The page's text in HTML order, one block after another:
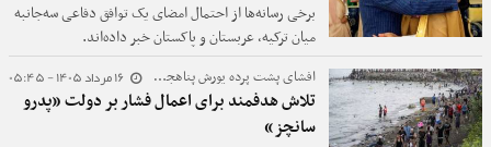
برخی رسانه‌ها از احتمال امضای یک توافق دفاعی سه‌جانبه
میان ترکیه، عربستان و پاکستان خبر داده‌اند.
16 مرداد 1405 - 05:45 افشای پشت پرده یورش پناهجویان به اسپانیا ؛
تلاش هدفمند برای اعمال فشار بر دولت «پدرو
سانچز»